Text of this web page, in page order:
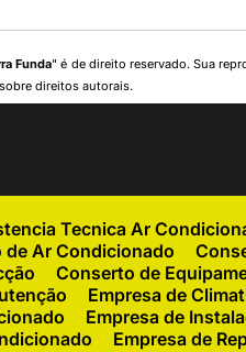
Funda" é de direito reservado. Sua
direitos autorais.
Tecnica Ar
de Ar Condicionado
Conserto de
Empresa de
Empresa de
Empresa de